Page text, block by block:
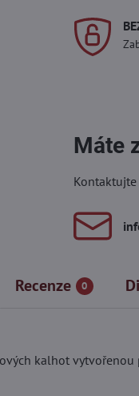
Máte
Recenze 0
kalhot